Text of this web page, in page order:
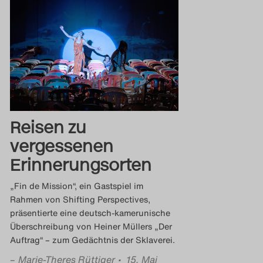
Reisen zu
vergessenen
Erinnerungsorten
„Fin de Mission“, ein Gastspiel im
Rahmen von Shifting Perspectives,
präsentierte eine deutsch-kamerunische
Überschreibung von Heiner Müllers „Der
Auftrag“ – zum Gedächtnis der Sklaverei.
– Marie-Theres Rüttiger • 15. Mai